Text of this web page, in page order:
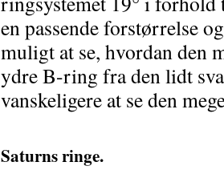
en passende forstørrelse
muligt at se, hvordan den
ydre B-ring fra den lidt
vanskeligere at se den
Saturns ringe.